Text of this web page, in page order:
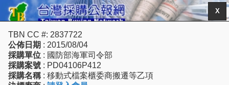
X
TBN CC #: 2837722
公佈日期 : 2015/08/04
採購單位 : 國防部海軍司令部
採購案號 : PD04106P412
採購名稱 : 移動式檔案櫃委商搬遷等乙項